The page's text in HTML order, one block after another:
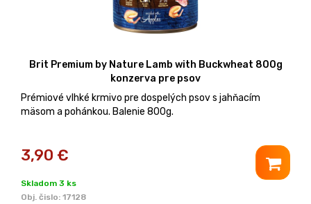
Brit Premium by Nature Lamb with Buckwheat 800g
konzerva pre psov
Prémiové vlhké krmivo pre dospelých psov s jahňacím
mäsom a pohánkou. Balenie 800g.
3,90 €
Skladom 3 ks
Obj. čislo: 17128